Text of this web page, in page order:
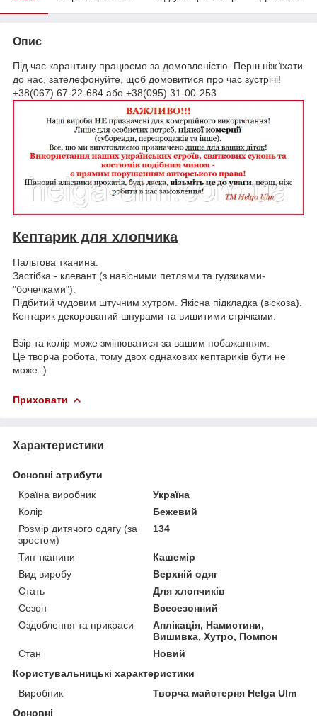
Опис
Під час карантину працюємо за домовленістю. Перш ніж їхати
до нас, зателефонуйте, щоб домовитися про час зустрічі!
+38(067) 67-22-684 або +38(095) 31-00-253
Кептарик для хлопчика
Пальтова тканина.
Застібка - клевант (з навісними петлями та гудзиками-
"бочечками").
Підбитий чудовим штучним хутром. Якісна підкладка (віскоза).
Кептарик декорований шнурами та вишитими стрічками.
Взір та колір може змінюватися за вашим побажанням.
Це творча робота, тому двох однакових кептариків бути не
може :)
Приховати
Характеристики
Основні атрибути
Країна виробник
Україна
Колір
Бежевий
Розмір дитячого одягу (за
зростом)
134
Тип тканини
Кашемір
Вид виробу
Верхній одяг
Стать
Для хлопчиків
Сезон
Всесезонний
Оздоблення та прикраси
Аплікація, Намистини,
Вишивка, Хутро, Помпон
Стан
Новий
Користувальницькі характеристики
Виробник
Творча майстерня Helga Ulm
Основні